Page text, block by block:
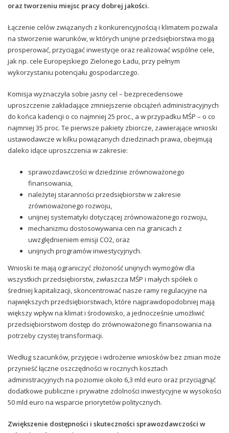
oraz tworzeniu miejsc pracy dobrej jakości.
Łączenie celów związanych z konkurencyjnością i klimatem pozwala
na stworzenie warunków, w których unijne przedsiębiorstwa mogą
prosperować, przyciągać inwestycje oraz realizować wspólne cele,
jak np. cele Europejskiego Zielonego Ładu, przy pełnym
wykorzystaniu potencjału gospodarczego.
Komisja wyznaczyła sobie jasny cel – bezprecedensowe
uproszczenie zakładające zmniejszenie obciążeń administracyjnych
do końca kadencji o co najmniej 25 proc., a w przypadku MŚP – o co
najmniej 35 proc. Te pierwsze pakiety zbiorcze, zawierające wnioski
ustawodawcze w kilku powiązanych dziedzinach prawa, obejmują
daleko idące uproszczenia w zakresie:
sprawozdawczości w dziedzinie zrównoważonego
finansowania,
należytej staranności przedsiębiorstw w zakresie
zrównoważonego rozwoju,
unijnej systematyki dotyczącej zrównoważonego rozwoju,
mechanizmu dostosowywania cen na granicach z
uwzględnieniem emisji CO2, oraz
unijnych programów inwestycyjnych.
Wnioski te mają ograniczyć złożoność unijnych wymogów dla
wszystkich przedsiębiorstw, zwłaszcza MŚP i małych spółek o
średniej kapitalizacji, skoncentrować nasze ramy regulacyjne na
największych przedsiębiorstwach, które najprawdopodobniej mają
większy wpływ na klimat i środowisko, a jednocześnie umożliwić
przedsiębiorstwom dostęp do zrównoważonego finansowania na
potrzeby czystej transformacji.
Według szacunków, przyjęcie i wdrożenie wniosków bez zmian może
przynieść łączne oszczędności w rocznych kosztach
administracyjnych na poziomie około 6,3 mld euro oraz przyciągnąć
dodatkowe publiczne i prywatne zdolności inwestycyjne w wysokości
50 mld euro na wsparcie priorytetów politycznych.
Zwiększenie dostępności i skuteczności sprawozdawczości w